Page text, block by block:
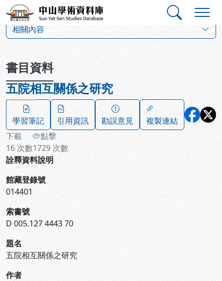
跳到主要內容
中山學術資料庫
相關內容
書目資料
五院相互關係之研究
學習筆記 引用資訊 勘誤意見
複製連結
下載
16 次數
點擊
1729 次數
詮釋資料說明
館藏登錄號
014401
索書號
D 005.127 4443 70
題名
五院相互關係之研究
作者